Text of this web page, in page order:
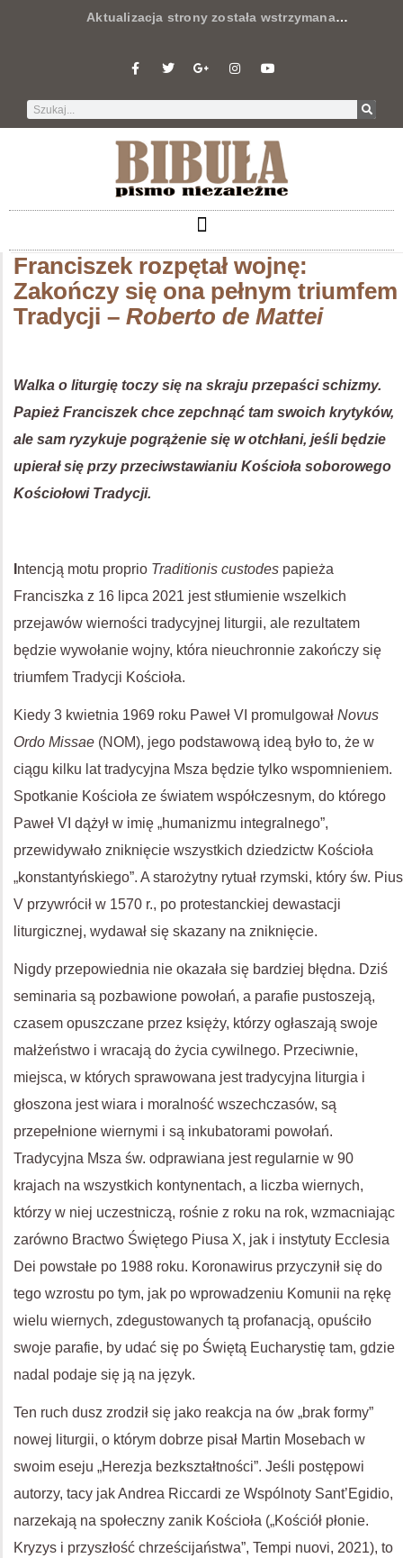
Aktualizacja strony została wstrzymana…
Franciszek rozpętał wojnę:
Zakończy się ona pełnym triumfem
Tradycji – Roberto de Mattei
Walka o liturgię toczy się na skraju przepaści schizmy.
Papież Franciszek chce zepchnąć tam swoich krytyków,
ale sam ryzykuje pogrążenie się w otchłani, jeśli będzie
upierał się przy przeciwstawianiu Kościoła soborowego
Kościołowi Tradycji.
ntencją motu proprio Traditionis custodes papieża
Franciszka z 16 lipca 2021 jest stłumienie wszelkich
przejawów wierności tradycyjnej liturgii, ale rezultatem
będzie wywołanie wojny, która nieuchronnie zakończy się
triumfem Tradycji Kościoła.
Kiedy 3 kwietnia 1969 roku Paweł VI promulgował Novus
Ordo Missae (NOM), jego podstawową ideą było to, że w
ciągu kilku lat tradycyjna Msza będzie tylko wspomnieniem.
Spotkanie Kościoła ze światem współczesnym, do którego
Paweł VI dążył w imię „humanizmu integralnego”,
przewidywało zniknięcie wszystkich dziedzictw Kościoła
„konstantyńskiego”. A starożytny rytuał rzymski, który św. Pius
V przywrócił w 1570 r., po protestanckiej dewastacji
liturgicznej, wydawał się skazany na zniknięcie.
Nigdy przepowiednia nie okazała się bardziej błędna. Dziś
seminaria są pozbawione powołań, a parafie pustoszeją,
czasem opuszczane przez księży, którzy ogłaszają swoje
małżeństwo i wracają do życia cywilnego. Przeciwnie,
miejsca, w których sprawowana jest tradycyjna liturgia i
głoszona jest wiara i moralność wszechczasów, są
przepełnione wiernymi i są inkubatorami powołań.
Tradycyjna Msza św. odprawiana jest regularnie w 90
krajach na wszystkich kontynentach, a liczba wiernych,
którzy w niej uczestniczą, rośnie z roku na rok, wzmacniając
zarówno Bractwo Świętego Piusa X, jak i instytuty Ecclesia
Dei powstałe po 1988 roku. Koronawirus przyczynił się do
tego wzrostu po tym, jak po wprowadzeniu Komunii na rękę
wielu wiernych, zdegustowanych tą profanacją, opuściło
swoje parafie, by udać się po Świętą Eucharystię tam, gdzie
nadal podaje się ją na język.
Ten ruch dusz zrodził się jako reakcja na ów „brak formy”
nowej liturgii, o którym dobrze pisał Martin Mosebach w
swoim eseju „Herezja bezkształtności”. Jeśli postępowi
autorzy, tacy jak Andrea Riccardi ze Wspólnoty Sant’Egidio,
narzekają na społeczny zanik Kościoła („Kościół płonie.
Kryzys i przyszłość chrześcijaństwa”, Tempi nuovi, 2021), to